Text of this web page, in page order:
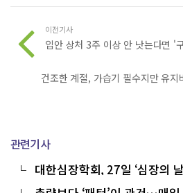
이전기사
입안 상처 3주 이상 안 낫는다면 '
건조한 계절, 가습기 필수지만 유지
관련기사
대한심장학회, 27일 ‘심장의